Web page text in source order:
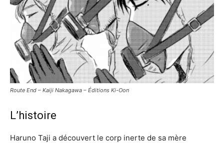
Route End – Kaiji Nakagawa – Éditions Ki-Oon
L’histoire
Haruno Taji a découvert le corp inerte de sa mère